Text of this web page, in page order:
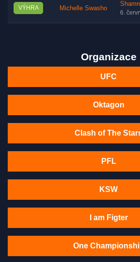
VÝHRA Michelle Swasho
6.
Organizace
UFC
Oktagon
Clash of The
PFL
KSW
I am Figter
One